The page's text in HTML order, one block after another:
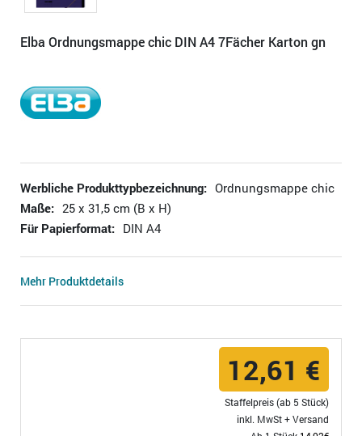
Elba Ordnungsmappe chic DIN A4 7Fächer Karton gn
Werbliche Produkttypbezeichnung: Ordnungsmappe chic
Maße: 25 x 31,5 cm (B x H)
Für Papierformat: DIN A4
Mehr Produktdetails
12,61 €
Staffelpreis (ab 5 Stück)
inkl. MwSt +Versand